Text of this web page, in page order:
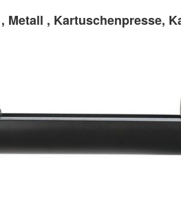
Metall , Kartuschenpresse,